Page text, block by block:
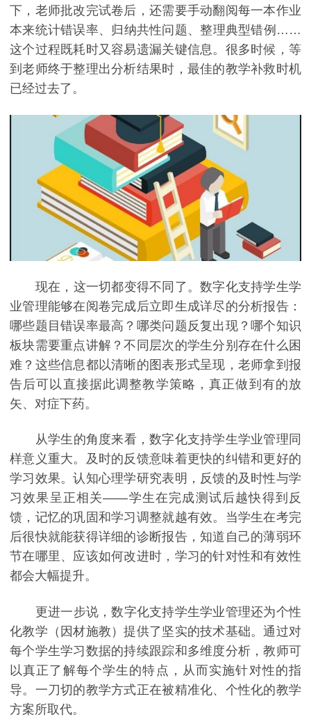
下，老师批改完试卷后，还需要手动翻阅每一本作业
本来统计错误率、归纳共性问题、整理典型错例……
这个过程既耗时又容易遗漏关键信息。很多时候，等
到老师终于整理出分析结果时，最佳的教学补救时机
已经过去了。
现在，这一切都变得不同了。数字化支持学生学
业管理能够在阅卷完成后立即生成详尽的分析报告：
哪些题目错误率最高？哪类问题反复出现？哪个知识
板块需要重点讲解？不同层次的学生分别存在什么困
难？这些信息都以清晰的图表形式呈现，老师拿到报
告后可以直接据此调整教学策略，真正做到有的放
矢、对症下药。
从学生的角度来看，数字化支持学生学业管理同
样意义重大。及时的反馈意味着更快的纠错和更好的
学习效果。认知心理学研究表明，反馈的及时性与学
习效果呈正相关——学生在完成测试后越快得到反
馈，记忆的巩固和学习调整就越有效。当学生在考完
后很快就能获得详细的诊断报告，知道自己的薄弱环
节在哪里、应该如何改进时，学习的针对性和有效性
都会大幅提升。
更进一步说，数字化支持学生学业管理还为个性
化教学（因材施教）提供了坚实的技术基础。通过对
每个学生学习数据的持续跟踪和多维度分析，教师可
以真正了解每个学生的特点，从而实施针对性的指
导。一刀切的教学方式正在被精准化、个性化的教学
方案所取代。